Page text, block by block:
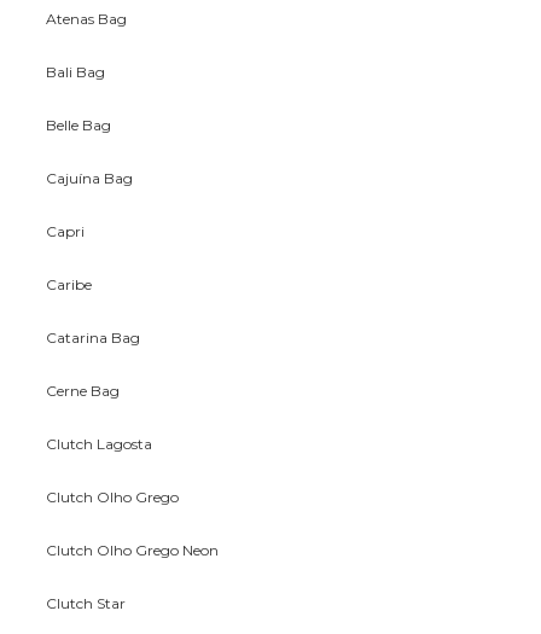
Atenas Bag
Bali Bag
Belle Bag
Cajuína Bag
Capri
Caribe
Catarina Bag
Cerne Bag
Clutch Lagosta
Clutch Olho Grego
Clutch Olho Grego Neon
Clutch Star